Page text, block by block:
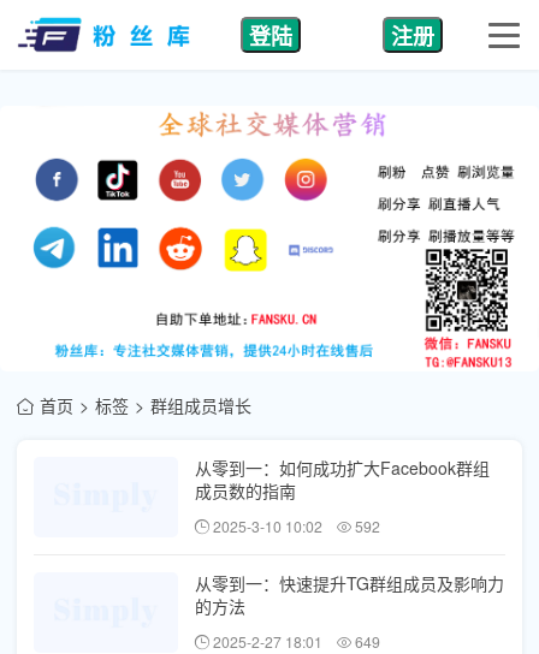
登陆 注册
首页 标签 群组成员增长
从零到一：如何成功扩大Facebook群组
成员数的指南
2025-3-10 10:02 592
从零到一：快速提升TG群组成员及影响力
的方法
2025-2-27 18:01 649